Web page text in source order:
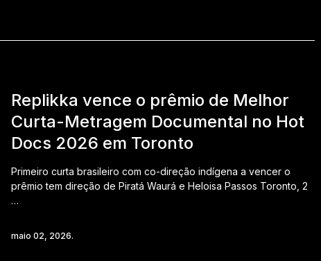
Replikka vence o prêmio de Melhor
Curta-Metragem Documental no Hot
Docs 2026 em Toronto
Primeiro curta brasileiro com co-direção indígena a vencer o
prêmio tem direção de Piratá Waurá e Heloisa Passos Toronto, 2
…
maio 02, 2026.